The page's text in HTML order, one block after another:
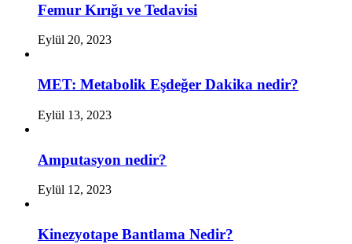
Femur Kırığı ve Tedavisi
Eylül 20, 2023
MET: Metabolik Eşdeğer Dakika nedir?
Eylül 13, 2023
Amputasyon nedir?
Eylül 12, 2023
Kinezyotape Bantlama Nedir?